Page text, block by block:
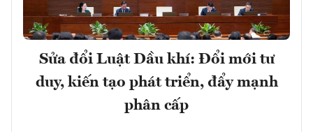
Sửa đổi Luật Dầu khí: Đổi mới tư
duy, kiến tạo phát triển, đẩy mạnh
phân cấp